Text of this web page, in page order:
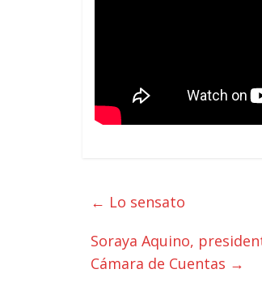
← Lo sensato
Soraya Aquino,
Cámara de Cuentas →